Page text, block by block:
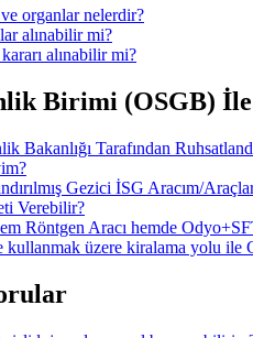
organlar nelerdir?
alınabilir mi?
alınabilir mi?
Birimi (OSGB)
Bakanlığı Tarafından
Gezici İSG Aracım/
Verebilir?
Röntgen Aracı hemde
üzere kiralama yolu ile